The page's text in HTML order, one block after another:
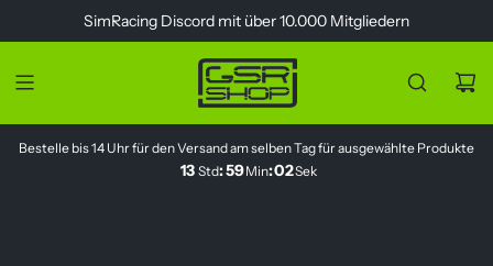
SimRacing Discord mit über 10.000 Mitgliedern
Bestelle bis 14 Uhr für den Versand am selben Tag für ausgewählte Produkte
13 Std:59Min:02Sek